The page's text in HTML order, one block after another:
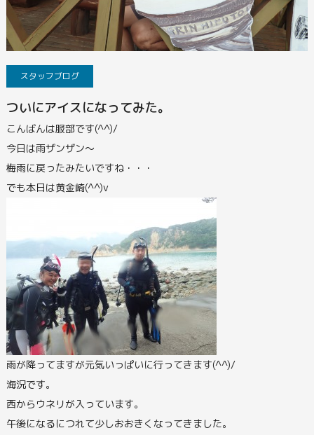
スタッフブログ
ついにアイスになってみた。
こんばんは服部です(^^)/
今日は雨ザンザン～
梅雨に戻ったみたいですね・・・
でも本日は黄金崎(^^)v
雨が降ってますが元気いっぱいに行ってきます(^^)/
海況です。
西からウネリが入っています。
午後になるにつれて少しおおきくなってきました。